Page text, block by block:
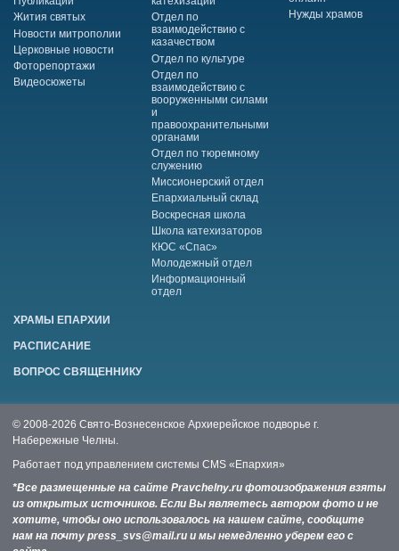
Жития святых
Новости митрополии
Церковные новости
Фоторепортажи
Видеосюжеты
Отдел по
взаимодействию с
казачеством
Отдел по культуре
Отдел по
взаимодействию с
вооруженными силами
и
правоохранительными
органами
Отдел по тюремному
служению
Миссионерский отдел
Епархиальный склад
Воскресная школа
Школа катехизаторов
КЮС «Спас»
Молодежный отдел
Информационный
отдел
Нужды храмов
ХРАМЫ ЕПАРХИИ
РАСПИСАНИЕ
ВОПРОС СВЯЩЕННИКУ
© 2008-2026 Свято-Вознесенское Архиерейское подворье г.
Набережные Челны.
Работает под управлением системы CMS «Епархия»
*Все размещенные на сайте Pravchelny.ru фотоизображения взяты
из открытых источников. Если Вы являетесь автором фото и не
хотите, чтобы оно использовалось на нашем сайте, сообщите
нам на почту press_svs@mail.ru и мы немедленно уберем его с